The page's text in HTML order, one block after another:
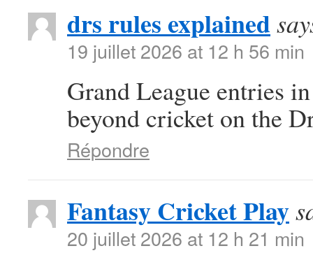
drs rules explained
19 juillet 2026 at 12 h 56 min
Grand League entries
beyond cricket on the
Répondre
Fantasy Cricket Play
20 juillet 2026 at 12 h 21 min